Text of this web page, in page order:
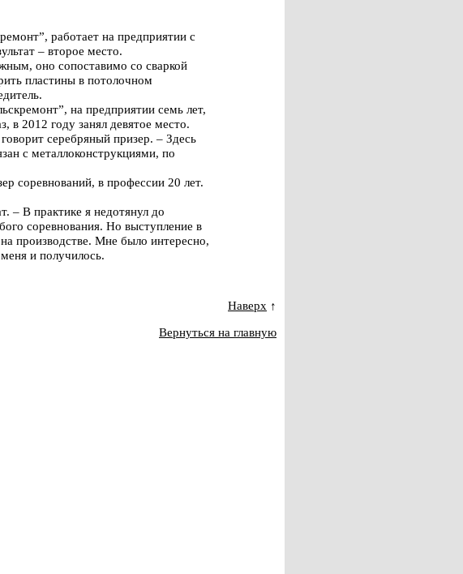
работает на предприятии с
– второе место.
оно сопоставимо со сваркой
пластины в потолочном
на предприятии семь лет,
в 2012 году занял девятое место.
серебряный призер. – Здесь
с металлоконструкциями, по
соревнований, в профессии 20 лет.
– В практике я недотянул до
соревнования. Но выступление в
производстве. Мне было интересно,
и получилось.
Наверх ↑
Вернуться на главную